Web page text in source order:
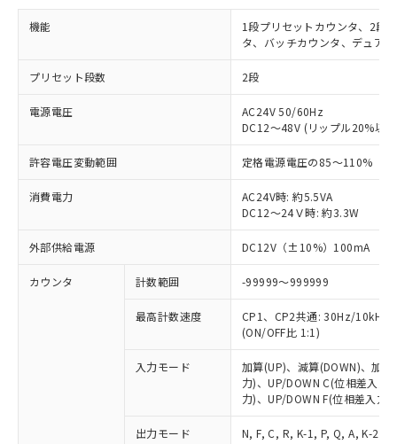
機能
1段プリセットカウンタ、2段
タ、バッチカウンタ、デュア
プリセット段数 2段
電源電圧
AC24V 50/60Hz
DC12～48V (リップル20%以
許容電圧変動範囲 定格電源電圧の85～110%（
消費電力
AC24V時: 約5.5VA
DC12～24Ｖ時: 約3.3W
外部供給電源 DC12V（±10%）100mA
カウンタ 計数範囲 -99999～999999
最高計数速度
CP1、CP2共通: 30Hz/10kHz(
(ON/OFF比 1:1)
入力モード
加算(UP)、減算(DOWN)、加
力)、UP/DOWN C(位相差入力
力)、UP/DOWN F(位相差入力))
出力モード N, F, C, R, K-1, P, Q, A, K-2,